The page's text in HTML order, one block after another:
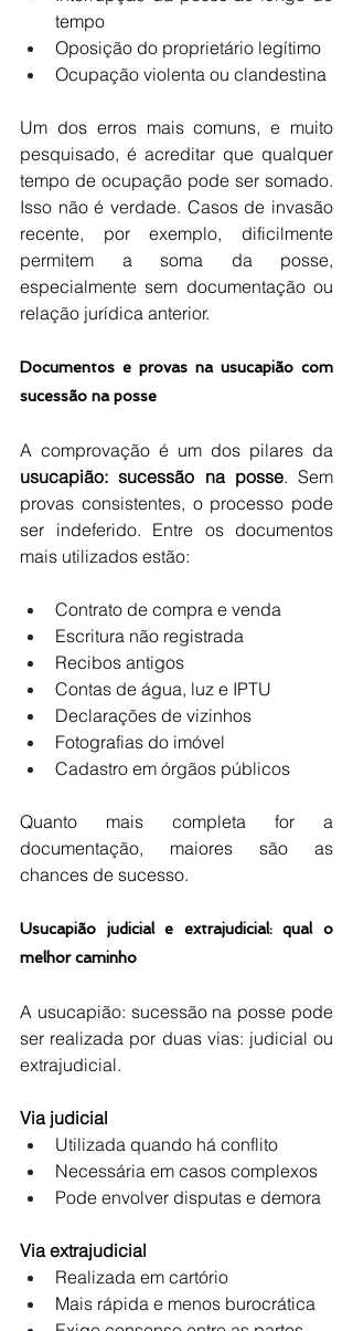
tempo
Oposição do proprietário legítimo
Ocupação violenta ou clandestina
Um dos erros mais comuns, e muito
pesquisado, é acreditar que qualquer
tempo de ocupação pode ser somado.
Isso não é verdade. Casos de invasão
recente, por exemplo, dificilmente
permitem a soma da posse,
especialmente sem documentação ou
relação jurídica anterior.
Documentos e provas na usucapião com
sucessão na posse
usucapião: sucessão na posse. Sem
provas consistentes, o processo pode
ser indeferido. Entre os documentos
mais utilizados estão:
Contrato de compra e venda
Escritura não registrada
Recibos antigos
Contas de água, luz e IPTU
Declarações de vizinhos
Fotografias do imóvel
Cadastro em órgãos públicos
Quanto mais completa for a
documentação, maiores são as
chances de sucesso.
Usucapião judicial e extrajudicial: qual o
melhor caminho
A usucapião: sucessão na posse pode
ser realizada por duas vias: judicial ou
extrajudicial.
Via judicial
Utilizada quando há conflito
Necessária em casos complexos
Pode envolver disputas e demora
Via extrajudicial
Realizada em cartório
Mais rápida e menos burocrática